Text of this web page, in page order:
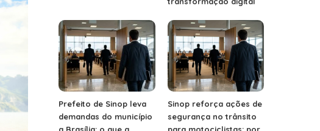
Prefeito de Sinop leva
demandas do município
Sinop reforça ações de
segurança no trânsito